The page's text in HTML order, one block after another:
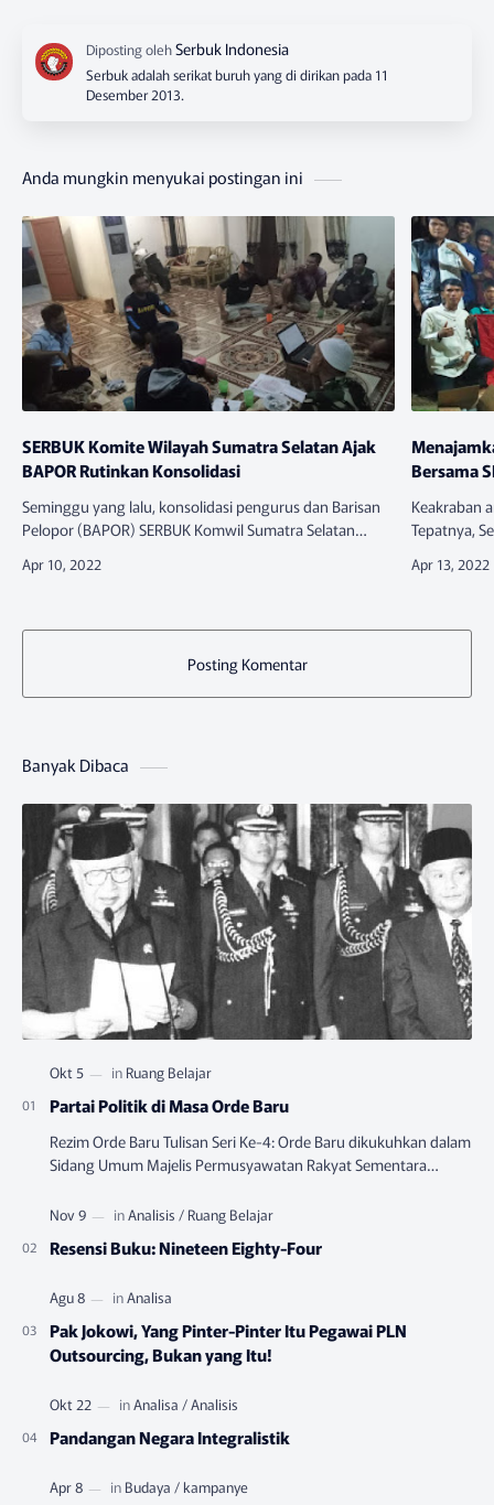
Serbuk adalah serikat buruh yang di dirikan pada 11
Desember 2013.
Anda mungkin menyukai postingan ini
SERBUK Komite Wilayah Sumatra Selatan Ajak
BAPOR Rutinkan Konsolidasi
Seminggu yang lalu, konsolidasi pengurus dan Barisan
Pelopor (BAPOR) SERBUK Komwil Sumatra Selatan
BAPOR yang sebelummya…
Bersama
Keakraban
Tepatnya,
perjuangan
Posting Komentar
Banyak Dibaca
Partai Politik di Masa Orde Baru
Rezim Orde Baru Tulisan Seri Ke-4: Orde Baru dikukuhkan dalam
Sidang Umum Majelis Permusyawatan Rakyat Sementara
Resensi Buku: Nineteen Eighty-Four
Pak Jokowi, Yang Pinter-Pinter Itu Pegawai PLN
Outsourcing, Bukan yang Itu!
Pandangan Negara Integralistik